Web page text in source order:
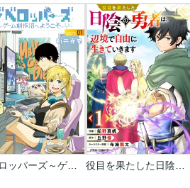
デベロッパーズ～ゲーム創作沼へようこそ～